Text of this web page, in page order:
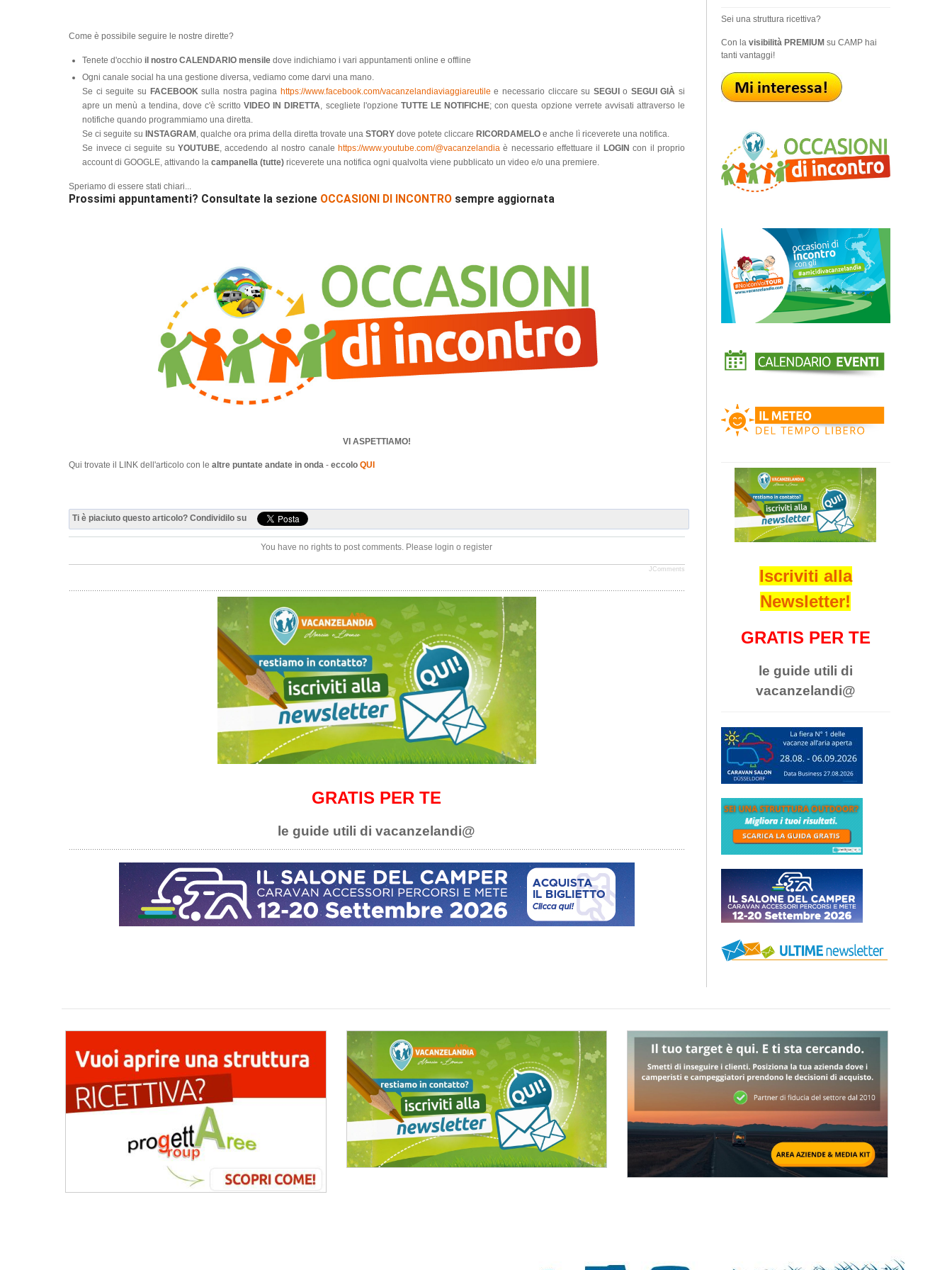
Come è possibile seguire le nostre dirette?
Tenete d'occhio il nostro CALENDARIO mensile dove indichiamo i vari appuntamenti online e offline
Ogni canale social ha una gestione diversa, vediamo come darvi una mano.
Se ci seguite su FACEBOOKsulla nostra pagina https://www.facebook.com/vacanzelandiaviaggiareutile e necessario cliccare su SEGUIo SEGUI GIÀ si
apre un menù a tendina, dove c'è scrittoVIDEO IN DIRETTA, scegliete l'opzione TUTTE LE NOTIFICHE; con questa opzione verrete avvisati attraverso le
notifiche quando programmiamo una diretta.
Se ci seguite suINSTAGRAM, qualche ora prima della diretta trovate unaSTORY dove potete cliccareRICORDAMELO e anche lì riceverete una notifica.
Se invece ci seguite suYOUTUBE, accedendo al nostro canale https://www.youtube.com/@vacanzelandiaè necessario effettuare il LOGIN con il proprio
account di GOOGLE, attivando lacampanella (tutte) riceverete una notifica ogni qualvolta viene pubblicato un video e/o una premiere.
Speriamo di essere stati chiari...
Prossimi appuntamenti? Consultate la sezione OCCASIONI DI INCONTRO sempre aggiornata
VI ASPETTIAMO!
Qui trovate il LINK dell'articolo con le altre puntate andate in onda - eccolo QUI
Ti è piaciuto questo articolo? Condividilo su
You have no rights to post comments. Please login o register
JComments
GRATIS PER TE
le guide utili di vacanzelandi@
Sei una struttura ricettiva?
Con la visibilità PREMIUMsu CAMP hai
tanti vantaggi!
Iscriviti alla
Newsletter!
GRATIS PER TE
le guide utili di
vacanzelandi@